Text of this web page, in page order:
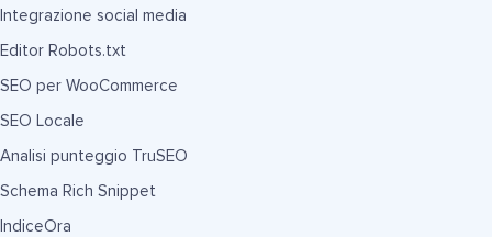
Integrazione social media
Editor Robots.txt
SEO per WooCommerce
SEO Locale
Analisi punteggio TruSEO
Schema Rich Snippet
IndiceOra